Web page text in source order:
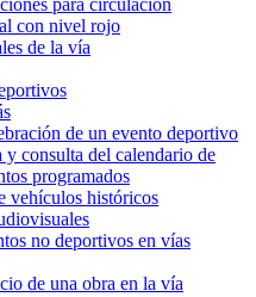
para circulación
con nivel rojo
de la vía
de un evento deportivo
y consulta del calendario de
programados
vehículos históricos
no deportivos en vías
de una obra en la vía